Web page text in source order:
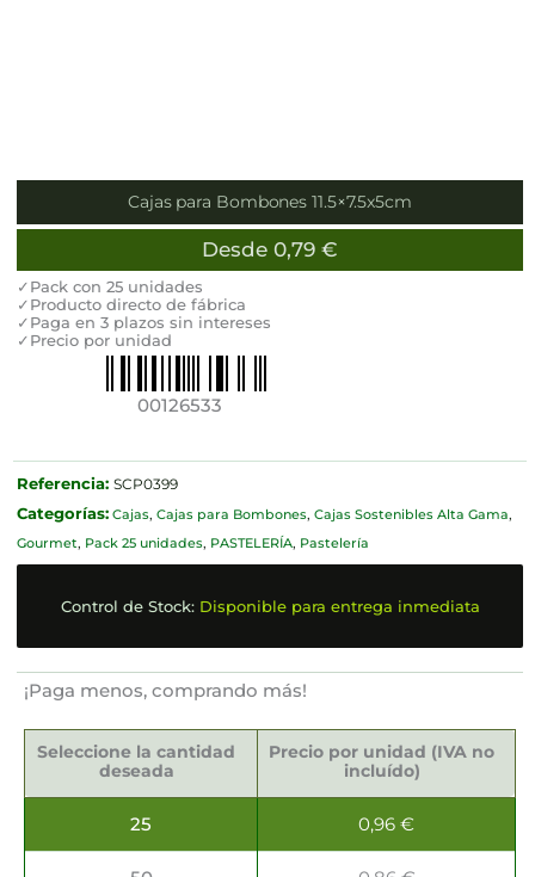
Cajas para Bombones 11.5×7.5x5cm
Desde 0,79 €
✓Pack con 25 unidades
✓Producto directo de fábrica
✓Paga en 3 plazos sin intereses
✓Precio por unidad
00126533
Referencia: SCP0399
Categorías: Cajas, Cajas para Bombones, Cajas Sostenibles Alta Gama,
Gourmet, Pack 25 unidades, PASTELERÍA, Pastelería
Control de Stock: Disponible para entrega inmediata
¡Paga menos, comprando más!
Seleccione la cantidad
deseada
Precio por unidad (IVA no
incluído)
25 0,96€
para
Bombones